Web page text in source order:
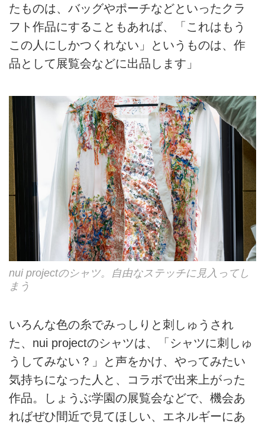
たものは、バッグやポーチなどといったクラ
フト作品にすることもあれば、「これはもう
この人にしかつくれない」というものは、作
品として展覧会などに出品します」
nui projectのシャツ。自由なステッチに見入ってし
まう
いろんな色の糸でみっしりと刺しゅうされ
た、nui projectのシャツは、「シャツに刺しゅ
うしてみない？」と声をかけ、やってみたい
気持ちになった人と、コラボで出来上がった
作品。しょうぶ学園の展覧会などで、機会あ
ればぜひ間近で見てほしい、エネルギーにあ